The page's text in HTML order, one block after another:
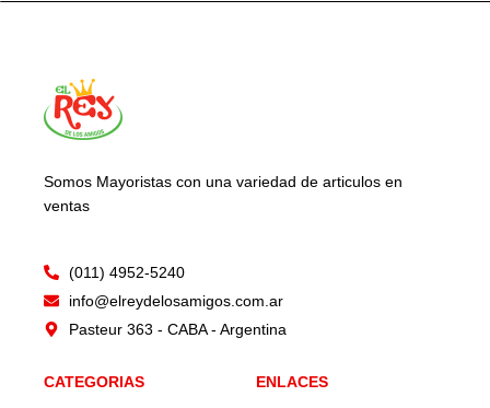
Somos Mayoristas con una variedad de articulos en
ventas
(011) 4952-5240
info@elreydelosamigos.com.ar
Pasteur 363 - CABA - Argentina
CATEGORIAS ENLACES